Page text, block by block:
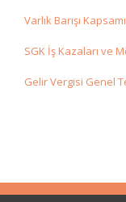
Varlık Barışı
SGK İş Kazaları ve
Gelir Vergisi Genel